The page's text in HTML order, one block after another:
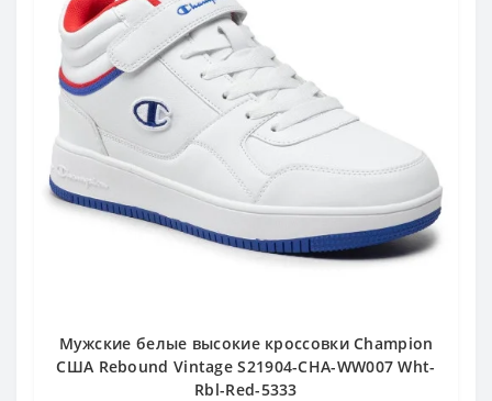
Мужские белые высокие кроссовки Champion
США Rebound Vintage S21904-CHA-WW007 Wht-
Rbl-Red-5333